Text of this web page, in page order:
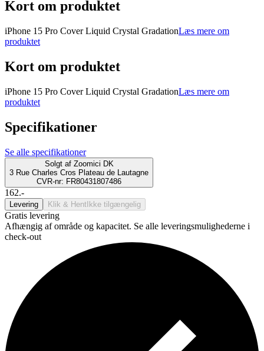
Kort om produktet
iPhone 15 Pro Cover Liquid Crystal GradationLæs mere om
produktet
Kort om produktet
iPhone 15 Pro Cover Liquid Crystal GradationLæs mere om
produktet
Specifikationer
Se alle specifikationer
Solgt af Zoomici DK
3 Rue Charles Cros Plateau de Lautagne
CVR-nr: FR80431807486
162.-
Levering Klik & Hent Ikke tilgængelig
Gratis levering
Afhængig af område og kapacitet. Se alle leveringsmulighederne i
check-out